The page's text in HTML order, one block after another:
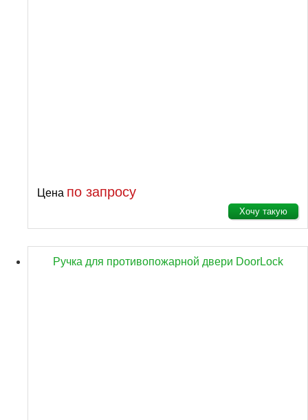
Цена по запросу
Хочу такую
Ручка для противопожарной двери DoorLock